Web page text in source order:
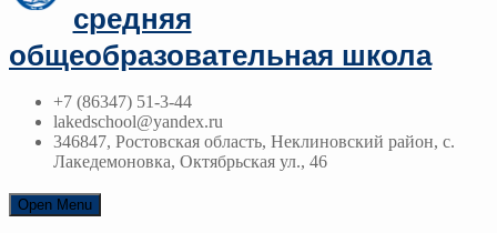
средняя
общеобразовательная школа
+7 (86347) 51-3-44
lakedschool@yandex.ru
346847, Ростовская область, Неклиновский район, с.
Лакедемоновка, Октябрьская ул., 46
Open Menu